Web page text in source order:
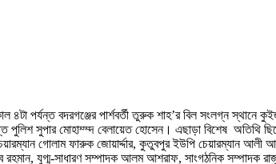
৪টা পর্যন্ত বদরগঞ্জের পার্শবর্তী তুরুক শাহ’র বিল সংলগ্ন
পুলিশ সুপার মোহাম্ম্দ বেলায়েত হোসেন। এছাড়া বিশেষ অতিথি
গোলাম ফারুক জোয়ার্দ্দার, কুতুবপুর ইউপি চেয়ারম্যান আলী
যুগ্ম-সাধারণ সম্পাদক আলম আশরাফ, সাংগঠনিক সম্পাদক